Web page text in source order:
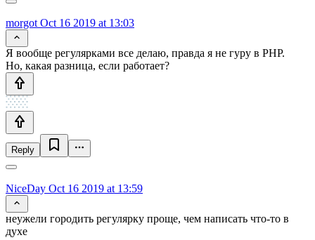
morgot Oct 16 2019 at 13:03
Я вообще регулярками все делаю, правда я не гуру в РНР.
Но, какая разница, если работает?
Reply
NiceDay Oct 16 2019 at 13:59
неужели городить регулярку проще, чем написать что-то в
духе